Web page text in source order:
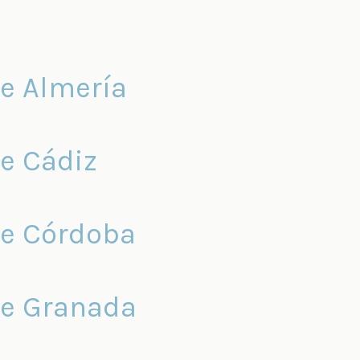
Almería
Cádiz
Córdoba
Granada